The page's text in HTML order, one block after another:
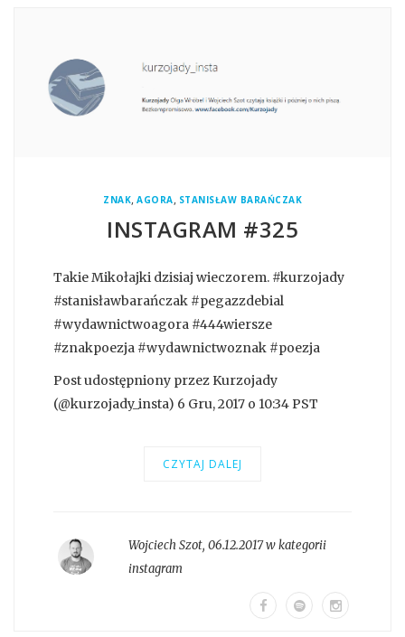
ZNAK, AGORA, STANISŁAW BARAŃCZAK
INSTAGRAM #325
Takie Mikołajki dzisiaj wieczorem. #kurzojady
#stanisławbarańczak #pegazzdebial
#wydawnictwoagora #444wiersze
#znakpoezja #wydawnictwoznak #poezja
Post udostępniony przez Kurzojady
(@kurzojady_insta) 6 Gru, 2017 o 10:34 PST
CZYTAJ DALEJ
Wojciech Szot, 06.12.2017 w kategorii
instagram